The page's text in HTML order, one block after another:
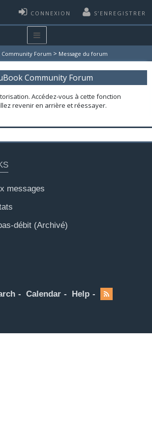
CONNEXION S’ENREGISTRER
Community Forum > Message du forum
Community Forum
Accédez-vous à cette fonction
revenir en arrière et réessayer.
messages
débit (Archivé)
Calendar Help